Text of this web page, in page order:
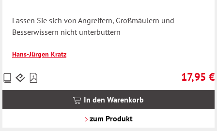
Lassen Sie sich von Angreifern, Großmäulern und
Besserwissern nicht unterbuttern
Hans-Jürgen Kratz
17,95 €
Preise
inkl.
In den Warenkorb
zum Produkt